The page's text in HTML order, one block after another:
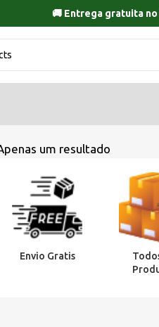
🚚 Entrega gratuita no
um resultado
Envio Gratis